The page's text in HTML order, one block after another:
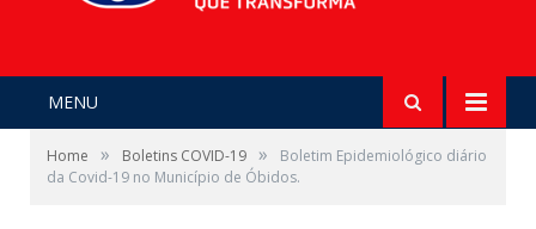
MENU
Home » Boletins COVID-19 »
Boletim Epidemiológico diário
da Covid-19 no Município de Óbidos.